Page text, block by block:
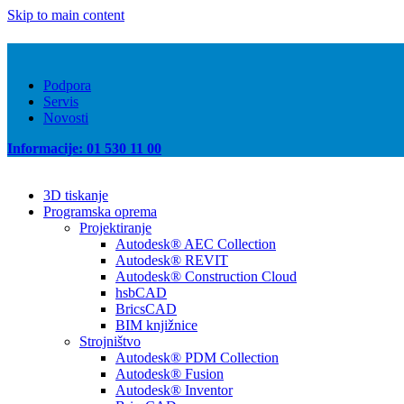
Skip to main content
Podpora
Servis
Novosti
Informacije: 01 530 11 00
3D tiskanje
Programska oprema
Projektiranje
Autodesk® AEC Collection
Autodesk® REVIT
Autodesk® Construction Cloud
hsbCAD
BricsCAD
BIM knjižnice
Strojništvo
Autodesk® PDM Collection
Autodesk® Fusion
Autodesk® Inventor